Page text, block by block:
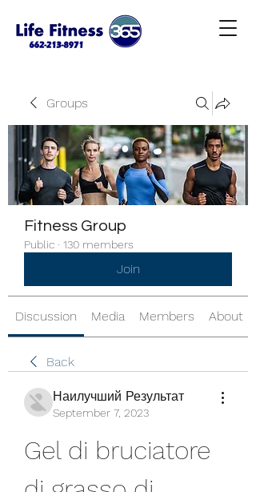
Groups
Fitness Group
Public · 130 members
Join
Discussion Media Members About
Back
Наилучший Результат
September 7, 2023
Gel di bruciatore